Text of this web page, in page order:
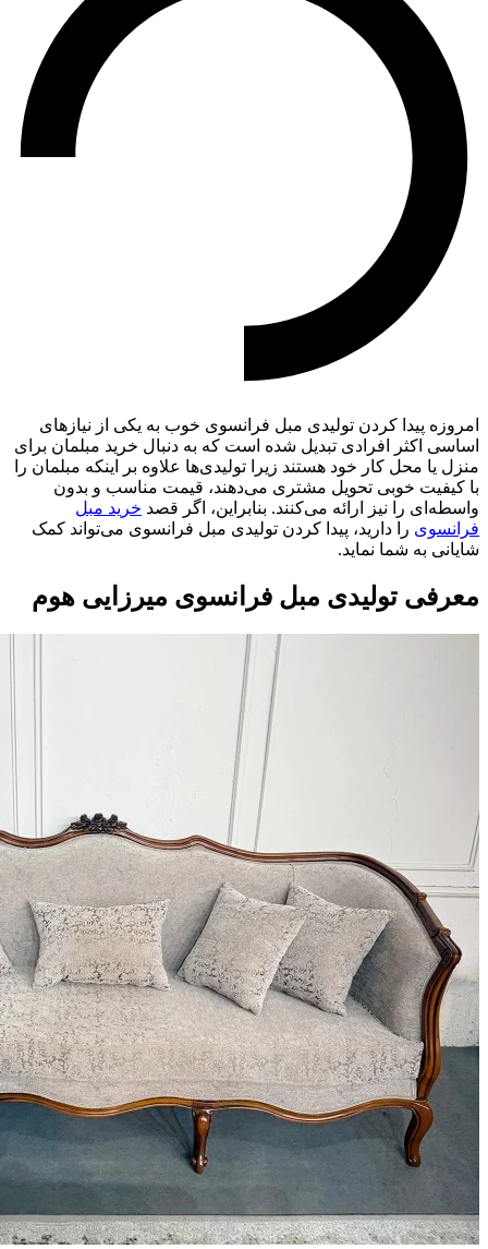
امروزه پیدا کردن تولیدی مبل فرانسوی خوب به یکی از نیازهای
اساسی اکثر افرادی تبدیل شده است که به دنبال خرید مبلمان برای
منزل یا محل کار خود هستند زیرا تولیدی‌ها علاوه بر اینکه مبلمان را
با کیفیت خوبی تحویل مشتری می‌دهند، قیمت مناسب و بدون
واسطه‌ای را نیز ارائه می‌کنند. بنابراین، اگر قصد خرید مبل
فرانسوی را دارید، پیدا کردن تولیدی مبل فرانسوی می‌تواند کمک
شایانی به شما نماید.
معرفی تولیدی مبل فرانسوی میرزایی هوم